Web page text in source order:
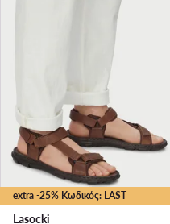
extra -25% Κωδικός: LAST
Lasocki